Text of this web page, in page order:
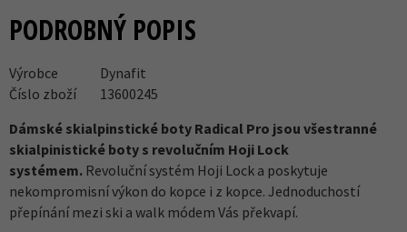
PODROBNÝ POPIS
Výrobce
Dynafit
Číslo zboží
13600245
Dámské skialpinstické boty Radical Pro jsou všestranné
skialpinistické boty s revolučním Hoji Lock
systémem. Revoluční systém Hoji Lock a poskytuje
nekompromisní výkon do kopce i z kopce. Jednoduchostí
přepínání mezi ski a walk módem Vás překvapí.